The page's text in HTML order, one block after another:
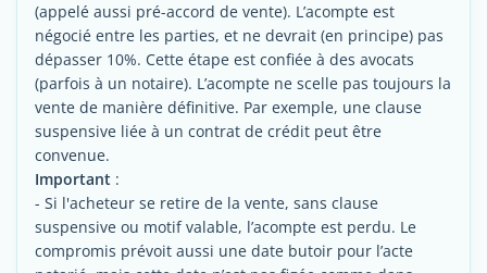
(appelé aussi pré-accord de vente). L’acompte est
négocié entre les parties, et ne devrait (en principe) pas
dépasser 10%. Cette étape est confiée à des avocats
(parfois à un notaire). L’acompte ne scelle pas toujours la
vente de manière définitive. Par exemple, une clause
suspensive liée à un contrat de crédit peut être
convenue.
Important :
- Si l'acheteur se retire de la vente, sans clause
suspensive ou motif valable, l’acompte est perdu. Le
compromis prévoit aussi une date butoir pour l’acte